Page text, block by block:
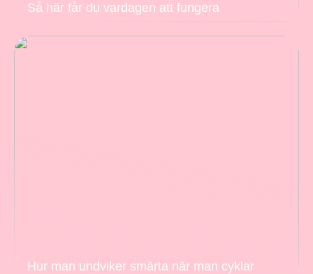
Så här får du vardagen att fungera
Hur man undviker smärta när man cyklar